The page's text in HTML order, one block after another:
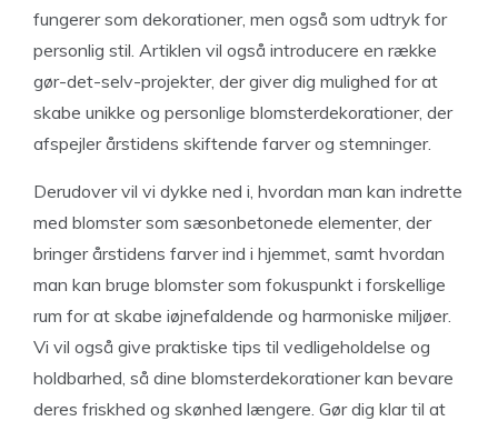
fungerer som dekorationer, men også som udtryk for
personlig stil. Artiklen vil også introducere en række
gør-det-selv-projekter, der giver dig mulighed for at
skabe unikke og personlige blomsterdekorationer, der
afspejler årstidens skiftende farver og stemninger.
Derudover vil vi dykke ned i, hvordan man kan indrette
med blomster som sæsonbetonede elementer, der
bringer årstidens farver ind i hjemmet, samt hvordan
man kan bruge blomster som fokuspunkt i forskellige
rum for at skabe iøjnefaldende og harmoniske miljøer.
Vi vil også give praktiske tips til vedligeholdelse og
holdbarhed, så dine blomsterdekorationer kan bevare
deres friskhed og skønhed længere. Gør dig klar til at